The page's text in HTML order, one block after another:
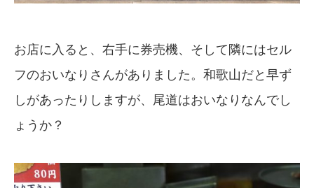
お店に入ると、右手に券売機、そして隣にはセル
フのおいなりさんがありました。和歌山だと早ず
しがあったりしますが、尾道はおいなりなんでし
ょうか？